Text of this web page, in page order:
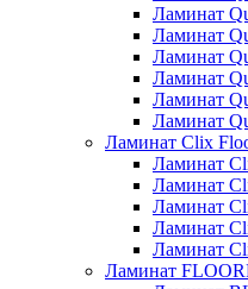
Ламинат
Ламинат
Ламинат
Ламинат
Ламинат
Ламинат
Ламинат Clix
Ламинат
Ламинат
Ламинат
Ламинат
Ламинат
Ламинат